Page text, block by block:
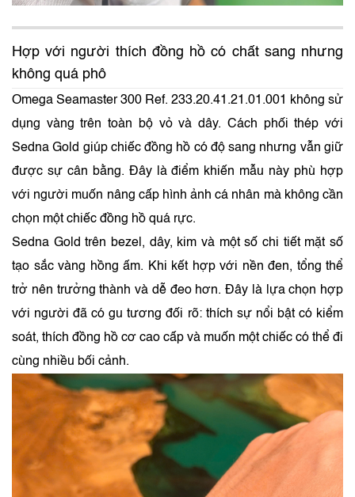
Hợp với người thích đồng hồ có chất sang nhưng
không quá phô
Omega Seamaster 300 Ref. 233.20.41.21.01.001 không sử
dụng vàng trên toàn bộ vỏ và dây. Cách phối thép với
Sedna Gold giúp chiếc đồng hồ có độ sang nhưng vẫn giữ
được sự cân bằng. Đây là điểm khiến mẫu này phù hợp
với người muốn nâng cấp hình ảnh cá nhân mà không cần
chọn một chiếc đồng hồ quá rực.
Sedna Gold trên bezel, dây, kim và một số chi tiết mặt số
tạo sắc vàng hồng ấm. Khi kết hợp với nền đen, tổng thể
trở nên trưởng thành và dễ đeo hơn. Đây là lựa chọn hợp
với người đã có gu tương đối rõ: thích sự nổi bật có kiểm
soát, thích đồng hồ cơ cao cấp và muốn một chiếc có thể đi
cùng nhiều bối cảnh.